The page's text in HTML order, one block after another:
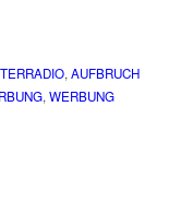
,AUFBRUCH
,WERBUNG